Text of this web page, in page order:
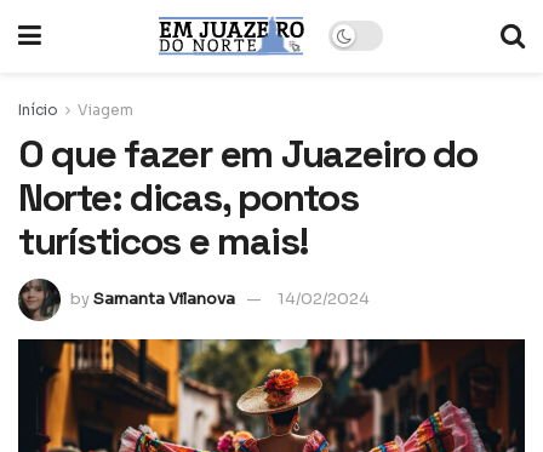
Início Viagem
O que fazer em Juazeiro do
Norte: dicas, pontos
turísticos e mais!
bySamanta Vilanova 14/02/2024